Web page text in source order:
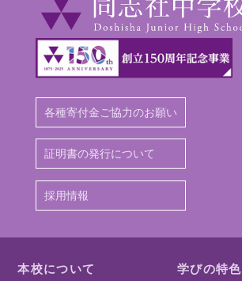
各種寄付金ご協力のお願い
証明書の発行について
採用情報
本校について 学びの特色